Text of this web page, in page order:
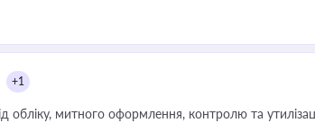
+1
обліку, митного оформлення, контролю та